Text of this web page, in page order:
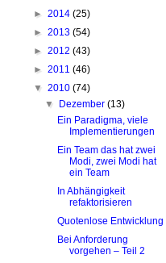
► 2014 (25)
► 2013 (54)
► 2012 (43)
► 2011 (46)
▼ 2010 (74)
▼
Dezember(13)
Ein Paradigma, viele
Implementierungen
Ein Team das hat zwei
Modi, zwei Modi hat
ein Team
In Abhängigkeit
refaktorisieren
Quotenlose Entwicklung
Bei Anforderung
vorgehen – Teil 2